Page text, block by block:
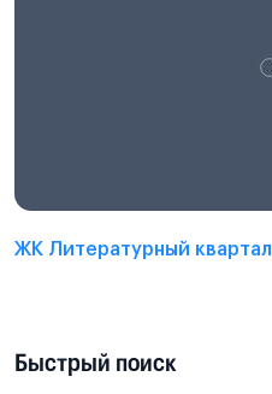
ЖК Литературный квартал
Быстрый поиск